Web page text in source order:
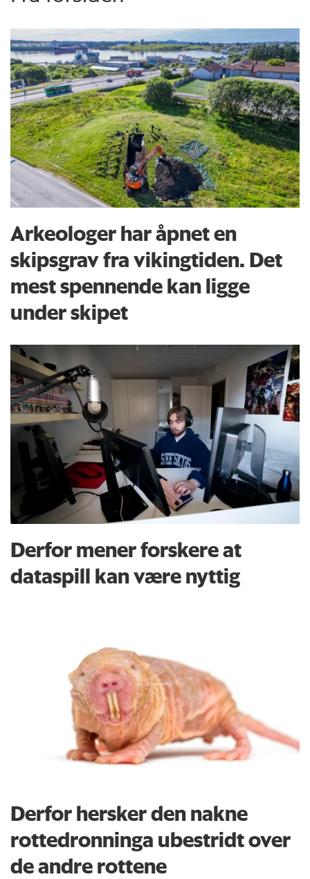
Arkeologer har åpnet en
skipsgrav fra vikingtiden. Det
mest spennende kan ligge
under skipet
Derfor mener forskere at
dataspill kan være nyttig
Derfor hersker den nakne
rottedronninga ubestridt over
de andre rottene